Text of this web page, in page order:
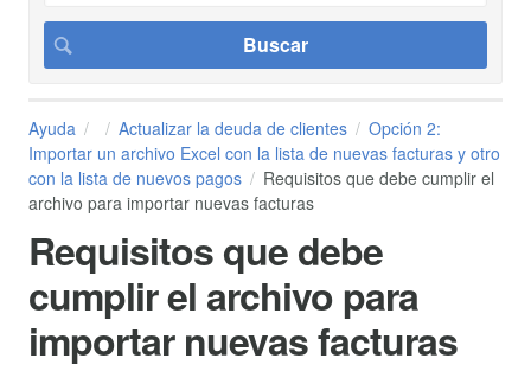
Ayuda Actualizar la deuda de clientes
Opción 2:
Importar un archivo Excel con la lista de nuevas facturas y otro
con la lista de nuevos pagos
Requisitos que debe cumplir el
archivo para importar nuevas facturas
Requisitos que debe
cumplir el archivo para
importar nuevas facturas